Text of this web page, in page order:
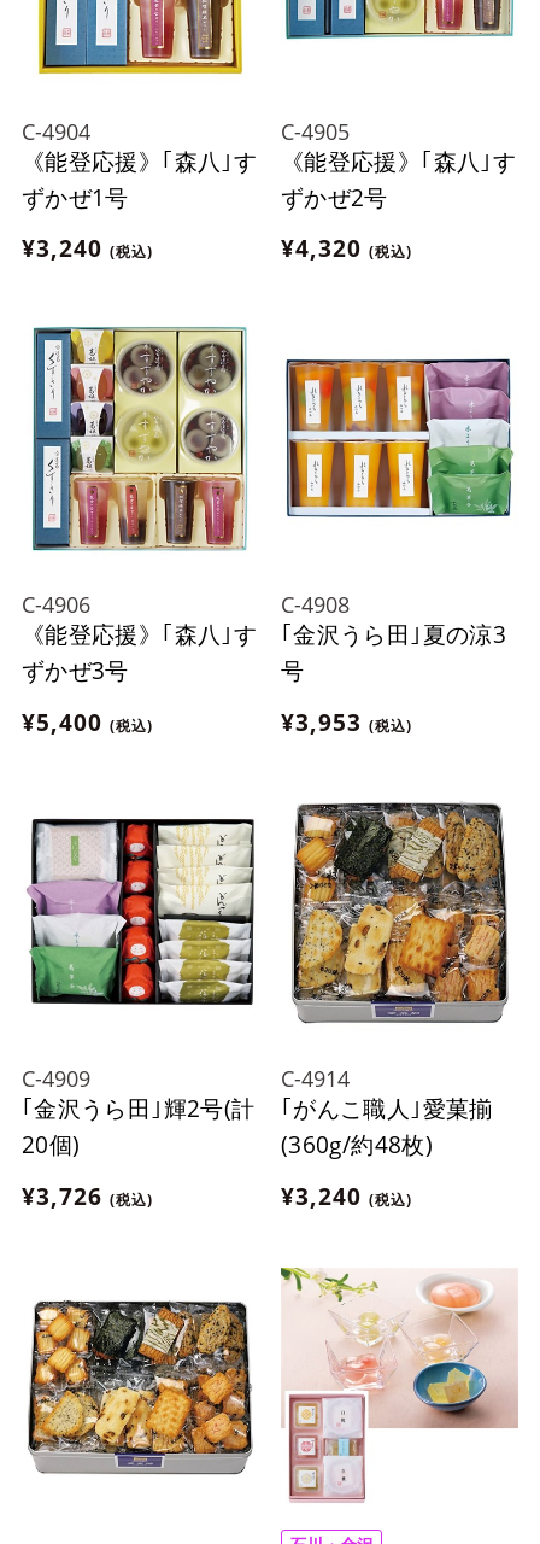
C-4904
《能登応援》｢森八｣す
ずかぜ1号
¥3,240 (税込)
C-4905
《能登応援》｢森八｣す
ずかぜ2号
¥4,320 (税込)
C-4906
《能登応援》｢森八｣す
ずかぜ3号
¥5,400 (税込)
C-4908
｢金沢うら田｣夏の涼3
号
¥3,953 (税込)
C-4909
｢金沢うら田｣輝2号(計
20個)
¥3,726 (税込)
C-4914
｢がんこ職人｣愛菓揃
(360g/約48枚)
¥3,240 (税込)